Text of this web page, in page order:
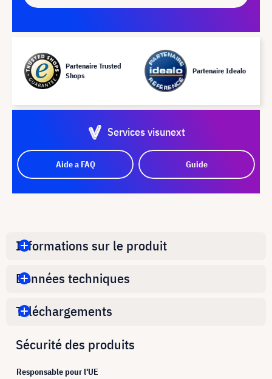
Partenaire Trusted
Shops
Partenaire Idealo
Services visunext
Aide a FAQ Guide
Informations sur le produit
Données techniques
Téléchargements
Sécurité des produits
Responsable pour l'UE